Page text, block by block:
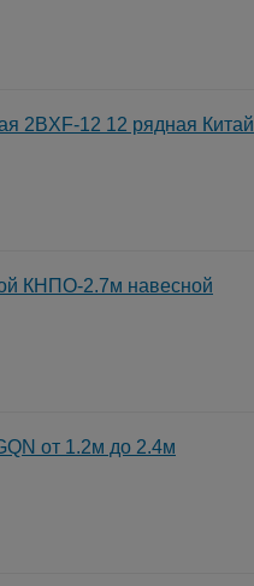
2BXF-12 12 рядная Китай
КНПО-2.7м навесной
от 1.2м до 2.4м